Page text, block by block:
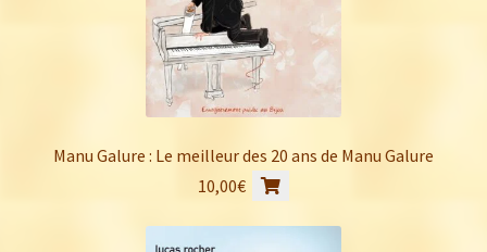
Manu Galure : Le meilleur des 20 ans de Manu Galure
10,00€